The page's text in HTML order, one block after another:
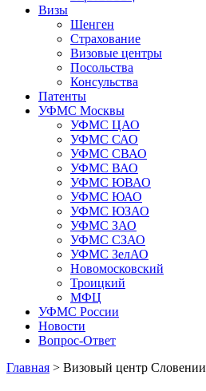
Визы
Шенген
Страхование
Визовые центры
Посольства
Консульства
Патенты
УФМС Москвы
УФМС ЦАО
УФМС САО
УФМС СВАО
УФМС ВАО
УФМС ЮВАО
УФМС ЮАО
УФМС ЮЗАО
УФМС ЗАО
УФМС СЗАО
УФМС ЗелАО
Новомосковский
Троицкий
МФЦ
УФМС России
Новости
Вопрос-Ответ
Главная > Визовый центр